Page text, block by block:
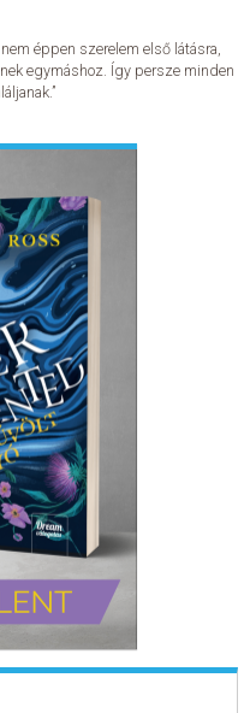
éppen szerelem első látásra,
egymáshoz. Így persze minden